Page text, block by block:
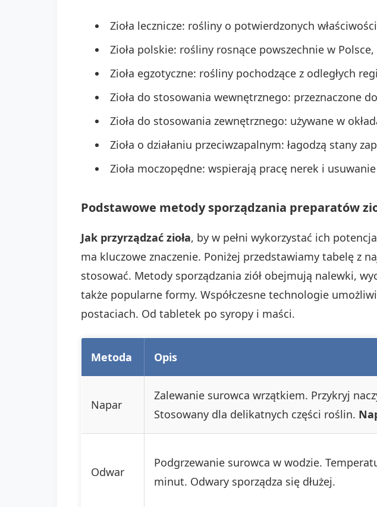
Zioła lecznicze: rośliny o potwierdzonych
Zioła polskie: rośliny rosnące powszechnie w
Zioła egzotyczne: rośliny pochodzące z odległych
Zioła do stosowania wewnętrznego: przeznaczone
Zioła do stosowania zewnętrznego: używane w
Zioła o działaniu przeciwzapalnym: łagodzą stany
Zioła moczopędne: wspierają pracę nerek i
Podstawowe metody sporządzania preparatów
Jak przyrządzać zioła, by w pełni wykorzystać ich
ma kluczowe znaczenie. Poniżej przedstawiamy tabelę z
stosować. Metody sporządzania ziół obejmują nalewki,
także popularne formy. Współczesne technologie
postaciach. Od tabletek po syropy i maści.
Metoda Opis
Napar
Zalewanie surowca wrzątkiem. Przykryj
Stosowany dla delikatnych części roślin.
Odwar
Podgrzewanie surowca w wodzie.
minut. Odwary sporządza się dłużej.